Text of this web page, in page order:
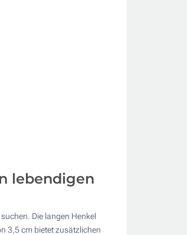
lebendigen
Die langen Henkel
3,5 cm bietet zusätzlichen